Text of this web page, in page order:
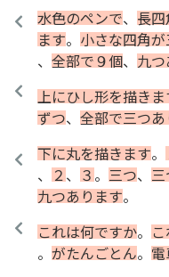
水色のペンで、 長
ます。 小さな四角が
、 全部で９個、 九つ
上にひし形を描き
ずつ、 全部で三つ
下に丸を描きます。
、 ２、 ３。 三つ、
九つあります。
これは何ですか。
。 がたんごとん。